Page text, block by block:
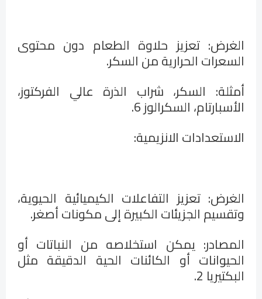
الغرض: تعزيز حلاوة الطعام دون محتوى
السعرات الحرارية من السكر.
أمثلة: السكر، شراب الذرة عالي الفركتوز،
الأسبارتام، السكرالوز 6 .
الاستعدادات الانزيمية:
الغرض: تعزيز التفاعلات الكيميائية الحيوية،
وتقسيم الجزيئات الكبيرة إلى مكونات أصغر.
المصادر: يمكن استخلاصه من النباتات أو
الحيوانات أو الكائنات الحية الدقيقة مثل
البكتيريا 2 .